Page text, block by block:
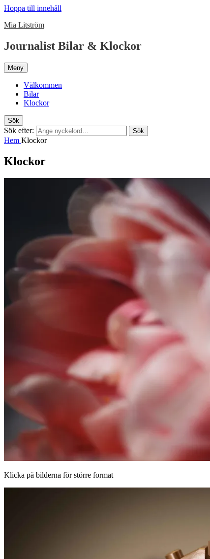
Hoppa till innehåll
Mia Litström
Journalist Bilar & Klockor
Meny
Välkommen
Bilar
Klockor
Sök
Sök efter: Sök
Hem Klockor
Klockor
Klicka på bilderna för större format